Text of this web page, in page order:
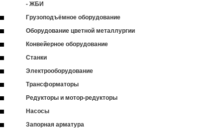
- ЖБИ
Грузоподъёмное оборудование
Оборудование цветной металлургии
Конвейерное оборудование
Станки
Электрооборудование
Трансформаторы
Редукторы и мотор-редукторы
Насосы
Запорная арматура